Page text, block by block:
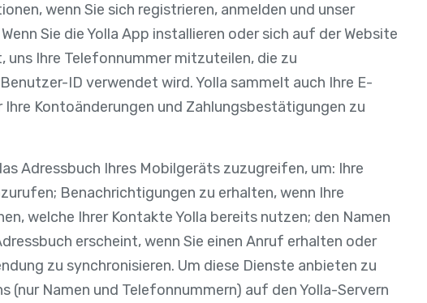
wenn Sie sich registrieren, anmelden und unser
Sie die Yolla App installieren oder sich auf der Website
Ihre Telefonnummer mitzuteilen, die zu
ID verwendet wird. Yolla sammelt auch Ihre E-
Kontoänderungen und Zahlungsbestätigungen zu
Adressbuch Ihres Mobilgeräts zuzugreifen, um: Ihre
Benachrichtigungen zu erhalten, wenn Ihre
welche Ihrer Kontakte Yolla bereits nutzen; den Namen
erscheint, wenn Sie einen Anruf erhalten oder
zu synchronisieren. Um diese Dienste anbieten zu
(nur Namen und Telefonnummern) auf den Yolla-Servern